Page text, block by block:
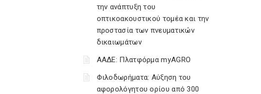
την ανάπτυξη του
οπτικοακουστικού τομέα και την
προστασία των πνευματικών
δικαιωμάτων
ΑΑΔΕ: Πλατφόρμα myAGRO
Φιλοδωρήματα: Αύξηση του
αφορολόγητου ορίου από 300